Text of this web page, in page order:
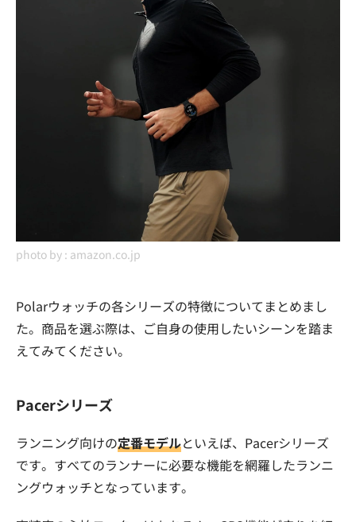
photo by : amazon.co.jp
Polarウォッチの各シリーズの特徴についてまとめまし
た。商品を選ぶ際は、ご自身の使用したいシーンを踏ま
えてみてください。
Pacerシリーズ
ランニング向けの定番モデルといえば、Pacerシリーズ
です。すべてのランナーに必要な機能を網羅したランニ
ングウォッチとなっています。